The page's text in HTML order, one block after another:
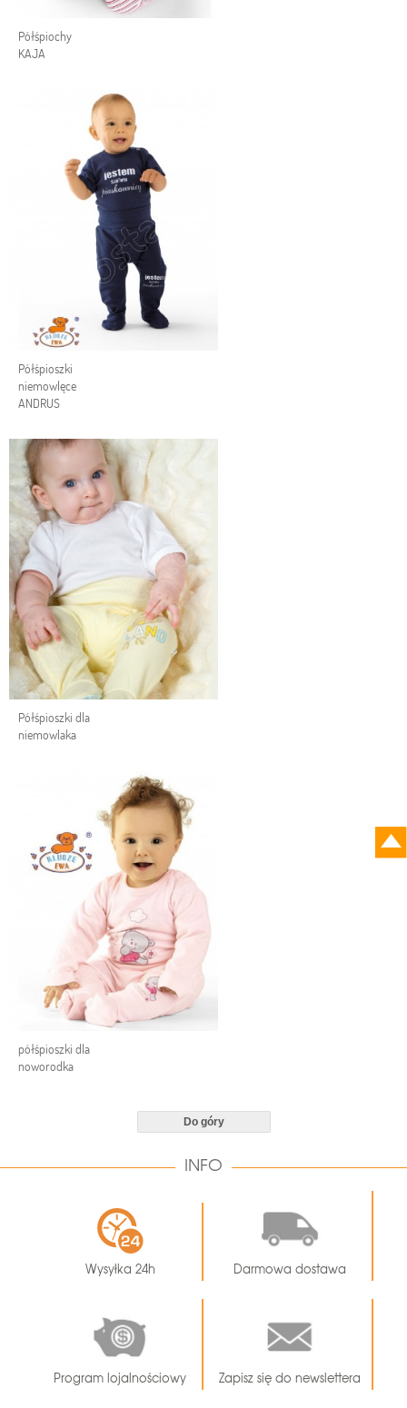
Półśpiochy
KAJA
Półśpioszki
niemowlęce
ANDRUS
Półśpioszki dla
niemowlaka
półśpioszki dla
noworodka
Do góry
INFO
Wysyłka 24h Darmowa dostawa
Program lojalnościowy Zapisz się do newslettera